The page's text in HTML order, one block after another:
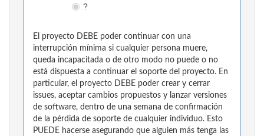
?
El proyecto DEBE poder continuar con una
interrupción mínima si cualquier persona muere,
queda incapacitada o de otro modo no puede o no
está dispuesta a continuar el soporte del proyecto. En
particular, el proyecto DEBE poder crear y cerrar
issues, aceptar cambios propuestos y lanzar versiones
de software, dentro de una semana de confirmación
de la pérdida de soporte de cualquier individuo. Esto
PUEDE hacerse asegurando que alguien más tenga las